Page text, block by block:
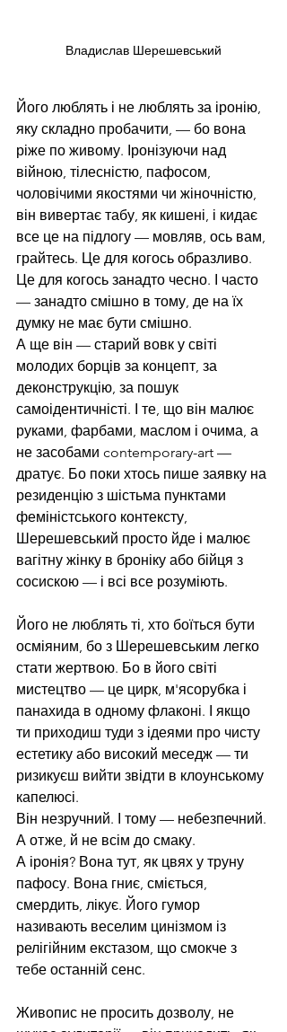
Владислав Шерешевський
Його люблять і не люблять за іронію,
яку складно пробачити, — бо вона
ріже по живому. Іронізуючи над
війною, тілесністю, пафосом,
чоловічими якостями чи жіночністю,
він вивертає табу, як кишені, і кидає
все це на підлогу — мовляв, ось вам,
грайтесь. Це для когось образливо.
Це для когось занадто чесно. І часто
— занадто смішно в тому, де на їх
думку не має бути смішно.
А ще він — старий вовк у світі
молодих борців за концепт, за
деконструкцію, за пошук
самоідентичністі. І те, що він малює
руками, фарбами, маслом і очима, а
не засобами contemporary-art —
дратує. Бо поки хтось пише заявку на
резиденцію з шістьма пунктами
феміністського контексту,
Шерешевський просто йде і малює
вагітну жінку в броніку або бійця з
сосискою — і всі все розуміють.
Його не люблять ті, хто боїться бути
осміяним, бо з Шерешевським легко
стати жертвою. Бо в його світі
мистецтво — це цирк, м'ясорубка і
панахида в одному флаконі. І якщо
ти приходиш туди з ідеями про чисту
естетику або високий меседж — ти
ризикуєш вийти звідти в клоунському
капелюсі.
Він незручний. І тому — небезпечний.
А отже, й не всім до смаку.
А іронія? Вона тут, як цвях у труну
пафосу. Вона гниє, сміється,
смердить, лікує. Його гумор
називають веселим цинізмом із
релігійним екстазом, що смокче з
тебе останній сенс.
Живопис не просить дозволу, не